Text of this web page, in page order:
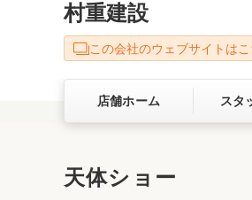
キッチン
洗面化粧室
ベランダ・バ
サービス向上
村重建設
この会社のウェブサイトはこ
店舗ホーム スタ
天体ショー